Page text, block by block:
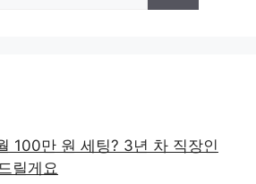
100만 원 세팅? 3년 차 직장인
릴게요